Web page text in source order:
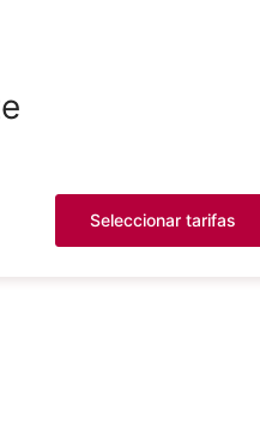
Seleccionar tarifas